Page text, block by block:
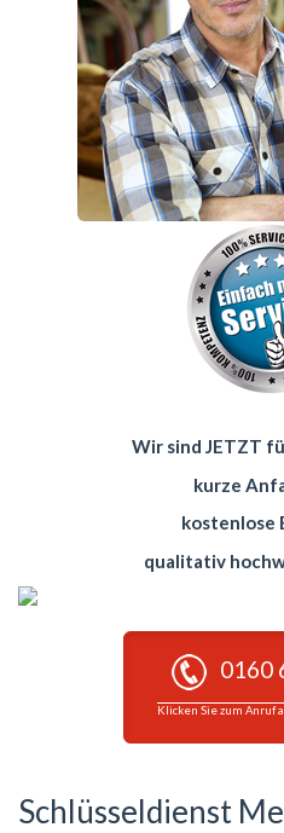
Wir sind JETZT
kurze
kostenlose
qualitativ
0160
Klicken Sie zum Anruf
Schlüsseldienst